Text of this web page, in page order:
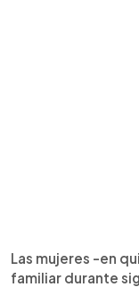
Las mujeres -en
familiar durante